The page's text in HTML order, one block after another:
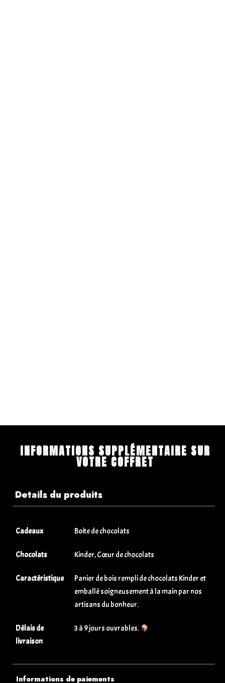
INFORMATIONS SUPPLÉMENTAIRE SUR
VOTRE COFFRET
Details du produits
Cadeaux Boite de chocolats
Chocolats Kinder, Cœur de chocolats
Caractéristique
Panier de bois rempli de chocolats Kinder et
emballé soigneusement à la main par nos
artisans du bonheur.
Délais de
livraison
3 à 9 jours ouvrables.
Informations de paiements